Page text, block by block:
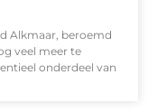
Alkmaar, beroemd
veel meer te
onderdeel van